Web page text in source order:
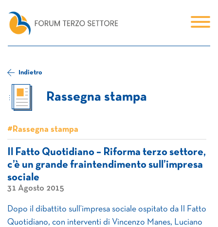
Indietro
Rassegna stampa
#Rassegna stampa
Il Fatto Quotidiano – Riforma terzo settore,
c’è un grande fraintendimento sull’impresa
sociale
31 Agosto 2015
Dopo il dibattito sull’impresa sociale ospitato da Il Fatto
Quotidiano, con interventi di Vincenzo Manes, Luciano